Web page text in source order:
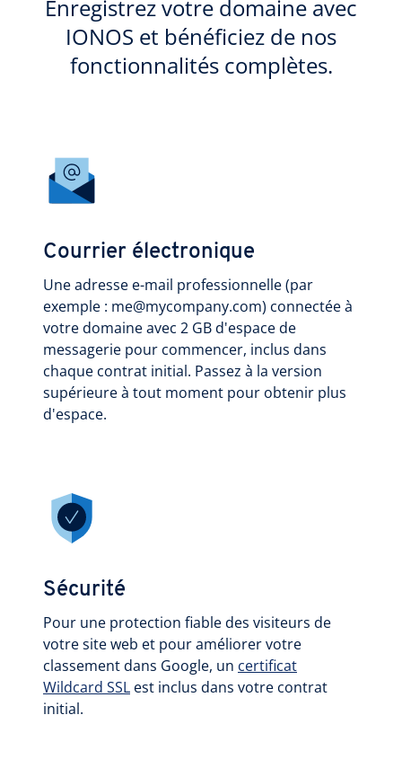
Enregistrez votre domaine avec
IONOS et bénéficiez de nos
fonctionnalités complètes.
Courrier électronique
Une adresse e-mail professionnelle (par
exemple : me@mycompany.com) connectée à
votre domaine avec 2 GB d'espace de
messagerie pour commencer, inclus dans
chaque contrat initial. Passez à la version
supérieure à tout moment pour obtenir plus
d'espace.
Sécurité
Pour une protection fiable des visiteurs de
votre site web et pour améliorer votre
classement dans Google, un certificat
Wildcard SSL est inclus dans votre contrat
initial.